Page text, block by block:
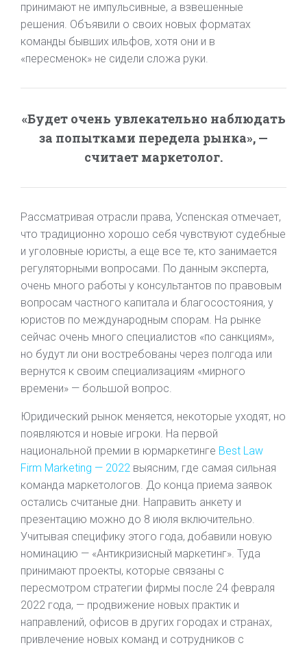
принимают не импульсивные, а взвешенные
решения. Объявили о своих новых форматах
команды бывших ильфов, хотя они и в
«пересменок» не сидели сложа руки.
«Будет очень увлекательно наблюдать
за попытками передела рынка», —
считает маркетолог.
Рассматривая отрасли права, Успенская отмечает,
что традиционно хорошо себя чувствуют судебные
и уголовные юристы, а еще все те, кто занимается
регуляторными вопросами. По данным эксперта,
очень много работы у консультантов по правовым
вопросам частного капитала и благосостояния, у
юристов по международным спорам. На рынке
сейчас очень много специалистов «по санкциям»,
но будут ли они востребованы через полгода или
вернутся к своим специализациям «мирного
времени» — большой вопрос.
Юридический рынок меняется, некоторые уходят, но
появляются и новые игроки. На первой
национальной премии в юрмаркетинге Best Law
Firm Marketing — 2022 выясним, где самая сильная
команда маркетологов. До конца приема заявок
остались считаные дни. Направить анкету и
презентацию можно до 8 июля включительно.
Учитывая специфику этого года, добавили новую
номинацию — «Антикризисный маркетинг». Туда
принимают проекты, которые связаны с
пересмотром стратегии фирмы после 24 февраля
2022 года, — продвижение новых практик и
направлений, офисов в других городах и странах,
привлечение новых команд и сотрудников с